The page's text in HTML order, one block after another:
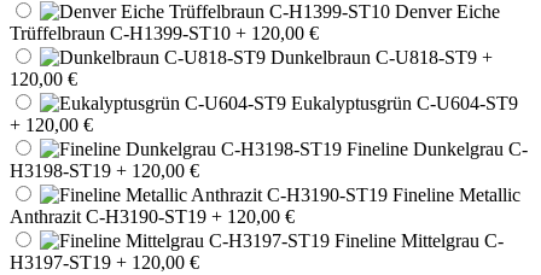
Denver Eiche
Trüffelbraun C-H1399-ST10 + 120,00 €
Dunkelbraun C-U818-ST9 +
120,00 €
Eukalyptusgrün C-U604-ST9
+ 120,00 €
Fineline Dunkelgrau C-
H3198-ST19 + 120,00 €
Fineline Metallic
Anthrazit C-H3190-ST19 + 120,00 €
Fineline Mittelgrau C-
H3197-ST19 + 120,00 €